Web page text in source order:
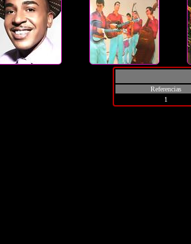
Referencias
1